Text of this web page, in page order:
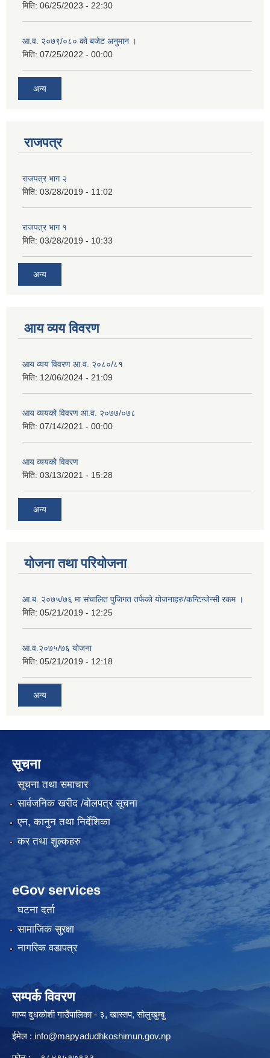
मिति: 06/25/2023 - 22:30
आ.व. २०७९/०८० को बजेट अनुमान ।
मिति: 07/25/2022 - 00:00
अन्य
राजपत्र
राजपत्र भाग २
मिति: 03/28/2019 - 11:02
राजपत्र भाग १
मिति: 03/28/2019 - 10:33
अन्य
आय व्यय विवरण
आय व्यय विवरण आ.व. २०८०/८१
मिति: 12/06/2024 - 21:09
आय व्ययको विवरण आ.व. २०७७/०७८
मिति: 07/14/2021 - 00:00
आय व्ययको विवरण
मिति: 03/13/2021 - 15:28
अन्य
योजना तथा परियोजना
आ.ब. २०७५/७६ मा संचालित पुजिगत तर्फको योजनाहरु/कन्टिन्जेन्सी रकम ।
मिति: 05/21/2019 - 12:25
आ.व.२०७५/७६ योजना
मिति: 05/21/2019 - 12:18
अन्य
सूचना
सूचना तथा समाचार
सार्वजनिक खरीद /बोलपत्र सूचना
एन, कानुन तथा निर्देशिका
कर तथा शुल्कहरु
eGov services
घटना दर्ता
सामाजिक सुरक्षा
नागरिक वडापत्र
सम्पर्क विवरण
माप्य दुधकोशी गाउँपालिका - ३, खास्तप, सोलुखुम्बु
ईमेल : info@mapyadudhkoshimun.gov.np